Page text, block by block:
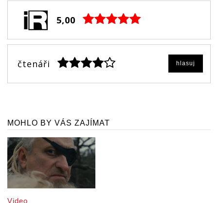
5,00
čtenáři hlasuj
MOHLO BY VÁS ZAJÍMAT
Video